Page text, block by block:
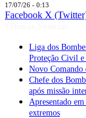
17/07/26 - 0:13
Facebook X
Liga dos
Proteção Civil
Novo Comando
Chefe dos
após missão
Apresentado
extremos